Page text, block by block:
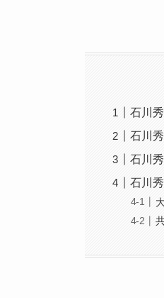
石川
石川
石川
石川